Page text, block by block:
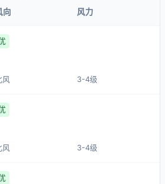
向 风力
风 3-4级
风 3-4级